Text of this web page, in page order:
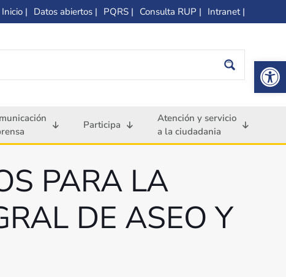
Inicio | Datos abiertos | PQRS | Consulta RUP | Intranet |
Participa
Atención y servicio
a la ciudadania
PARA LA
DE ASEO Y